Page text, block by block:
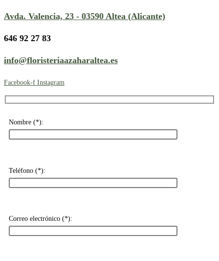
Avda. Valencia, 23 - 03590 Altea (Alicante)
646 92 27 83
info@floristeriaazaharaltea.es
Facebook-f Instagram
Nombre (*):
Teléfono (*):
Correo electrónico (*):